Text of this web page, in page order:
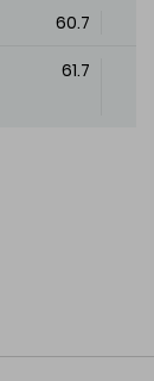
60.7
61.7